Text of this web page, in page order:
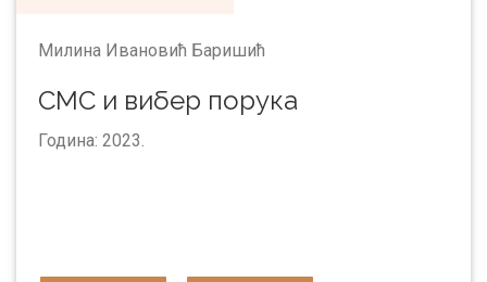
Милина Ивановић Баришић
СМС и вибер порука
Година: 2023.